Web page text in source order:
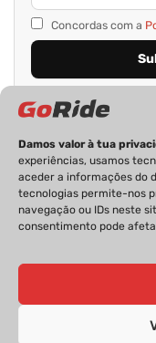
Damos valor à tua
experiências, usamos
aceder a informações do
tecnologias permite-nos
navegação ou IDs neste
consentimento pode
Concordas com a
PRIVACIDADE